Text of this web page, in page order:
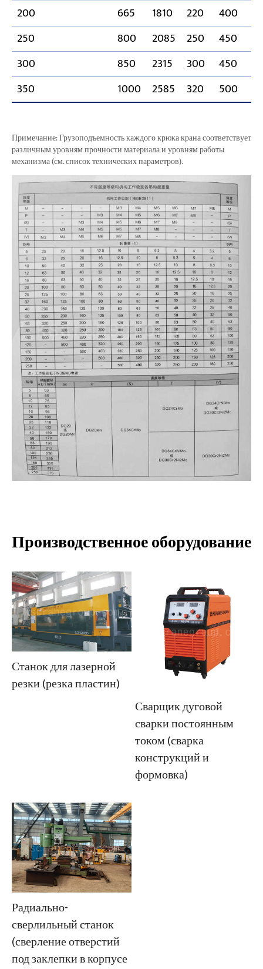
200
665 1810 220 400
250
800 2085 250 450
300
850 2315 300 450
350
1000 2585 320 500
Примечание: Грузоподъемность каждого крюка крана соответствует
различным уровням прочности материала и уровням работы
механизма (см. список технических параметров).
Производственное оборудование
Станок для лазерной
резки (резка пластин)
Сварщик дуговой
сварки постоянным
током (сварка
конструкций и
формовка)
Радиально-
сверлильный станок
(сверление отверстий
под заклепки в корпусе